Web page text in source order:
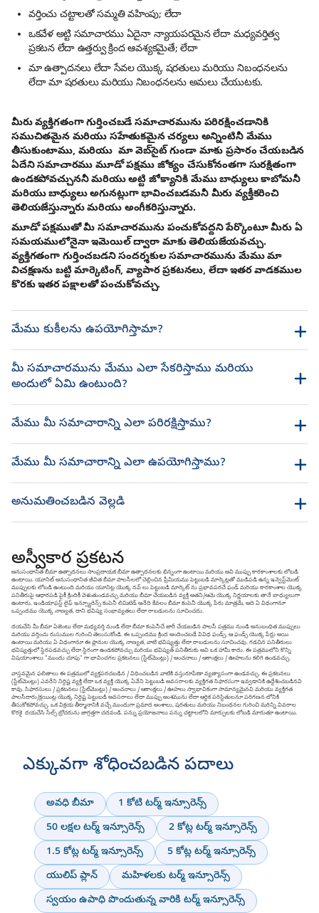
వర్తించు చట్టాలతో సమ్మతి వహింపు; లేదా
ఒకవేళ అట్టి సమాచారము ఏదైనా న్యాయపరమైన లేదా మధ్యవర్తిత్వ
ప్రకటన లేదా ఉత్తర్వు క్రింద ఆవశ్యకమైతే; లేదా
మా ఉత్పాదనలు లేదా సేవల యొక్క షరతులు మరియు నిబంధనలను
లేదా మా షరతులు మరియు నిబంధనలను అమలు చేయుటకు.
మీరు వ్యక్తిగతంగా గుర్తించబడే సమాచారమును పరిరక్షించడానికి
సముచితమైన మరియు సహేతుకమైన చర్యలు అన్నింటినీ మేము
తీసుకుంటాము, మరియు మా వెబ్‌సైట్ గుండా మాకు ప్రసారం చేయబడిన
ఏదేని సమాచారము మూడో పక్షము జోక్యం చేసుకోనంతగా సురక్షితంగా
ఉండకపోవచ్చుననీ మరియు అట్టి జోక్యానికి మేము బాధ్యులు కాబోమనీ
మరియు బాధ్యులు అగునట్లుగా భావించబడమనీ మీరు వ్యక్తీకరించి
తెలియజేస్తున్నారు మరియు అంగీకరిస్తున్నారు.
మూడో పక్షముతో మీ సమాచారమును పంచుకోవద్దని పేర్కొంటూ మీరు ఏ
సమయములోనైనా ఇమెయిల్ ద్వారా మాకు తెలియజేయవచ్చు.
వ్యక్తిగతంగా గుర్తించబడని సందర్శకుల సమాచారమును మేము మా
విచక్షణను బట్టి మార్కెటింగ్, వ్యాపార ప్రకటనలు, లేదా ఇతర వాడకముల
కొరకు ఇతర పక్షాలతో పంచుకోవచ్చు.
మేము కుకీలను ఉపయోగిస్తామా?
మీ సమాచారమును మేము ఎలా సేకరిస్తాము మరియు
అందులో ఏమి ఉంటుంది?
మేము మీ సమాచారాన్ని ఎలా పరిరక్షిస్తాము?
మేము మీ సమాచారాన్ని ఎలా ఉపయోగిస్తాము?
అనుమతించబడిన వెల్లడి
అస్వీకార ప్రకటన
అనుసంధానిత బీమా ఉత్పాదనలు సాంప్రదాయక బీమా ఉత్పాదనలకు భిన్నంగా ఉంటాయి మరియు అవి ముప్పు కారకాంశాలకు లోబడి
ఉంటాయి. యూనిట్ అనుసంధానిత జీవిత బీమా పాలసీలలో చెల్లించిన ప్రీమియము పెట్టుబడి మార్కెట్లతో ముడిపడి ఉన్న ఇన్వెస్ట్‌మెంట్
ముప్పులకు లోబడి ఉంటుంది మరియు యూనిట్ల యొక్క నవ్ లు పెట్టుబడి మార్కెట్ ను ప్రభావపరచే ఫండ్ మరియు కారకాంశాల యొక్క
పనితీరుపై ఆధారపడి పైకీ క్రిందికీ వెళుతుండవచ్చు మరియు బీమా చేయబడిన వ్యక్తి అతని/ఆమె యొక్క నిర్ణయాలకు తానే బాధ్యులుగా
ఉంటారు. ఇండియాఫస్ట్ లైఫ్ ఇన్స్యూరెన్స్ కంపెనీ లిమిటెడ్ అనేది కేవలం బీమా కంపెనీ యొక్క పేరు మాత్రమే, అది ఏ విధంగానూ
ఒప్పందము యొక్క నాణ్యత, దాని భవిష్య సంభావ్యతలు లేదా రాబడులను సూచించదు.
దయచేసి మీ బీమా ఏజెంటు లేదా మధ్యవర్తి నుండి లేదా బీమా కంపెనీచే జారీ చేయబడిన పాలసీ పత్రము నుండి అనుబంధిత ముప్పులు
మరియు వర్తించు రుసుముల గురించి తెలుసుకోండి. ఈ ఒప్పందము క్రింద అందించబడే వివిధ ఫండ్స్, ఆ ఫండ్స్ యొక్క పేర్లు అయి
ఉంటాయి మరియు ఏ విధంగానూ ఈ ప్లానుల యొక్క నాణ్యత, వాటి భవిష్యత్తు లేదా రాబడులను సూచించవు. గడచిన పనితీరులు
భవిష్యత్తులో స్థిరపడవచ్చు లేదా స్థిరంగా ఉండకపోవచ్చు మరియు భవిష్యత్ పనితీరుకు అవి ఒక హామీ కాదు. ఈ పత్రములోని కొన్ని
విషయాంశాలు "ముందు చూపు” గా భావించగల ప్రకటనలు (స్టేట్‌మెంట్లు) / అంచనాలు / ఆకాంక్షలు / ఊహలను కలిగి ఉండవచ్చు.
వాస్తవమైన ఫలితాలు ఈ పత్రములో వ్యక్తపరచబడిన / విధించబడిన వాటికి వస్తురూపేణా వ్యత్యాసంగా ఉండవచ్చు. ఈ ప్రకటనలు
(స్టేట్‌మెంట్లు) ఎవరేని నిర్దిష్ట వ్యక్తి లేదా ఒక వ్యక్తి యొక్క ఏవేని పెట్టుబడి అవసరాలకు వ్యక్తిగత సిఫారసుగా ఇవ్వడానికి ఉద్దేశించబడినవి
కావు. సిఫారసులు / ప్రకటనలు (స్టేట్‌మెంట్లు) / అంచనాలు / ఆకాంక్షలు / ఊహలు స్వాభావికంగా సామాన్యమైనవి మరియు వ్యక్తిగత
పాలసీదారు/క్లయింట్ల యొక్క నిర్దిష్ట పెట్టుబడి అవసరాలు లేదా ముప్పు అంశమును లేదా ఆర్థిక పరిస్థితులనూ పరిగణన లోనికి
తీసుకోకపోవచ్చు. ఒక విక్రయ తీర్మానానికి వచ్చే ముందుగా ప్రమాద అంశాలు, షరతులు మరియు నిబంధనల గురించి మరిన్ని వివరాల
కొరకై దయచేసి సేల్స్ బ్రోచరును జాగ్రత్తగా చదవండి. పన్ను ప్రయోజనాలు పన్ను చట్టాలలోని మార్పులకు లోబడి మారుతూ ఉంటాయి.
ఎక్కువగా శోధించబడిన పదాలు
అవధి బీమా
1 కోటి టర్మ్ ఇన్సూరెన్స్
50 లక్షల టర్మ్ ఇన్సూరెన్స్
2 కోట్ల టర్మ్ ఇన్సూరెన్స్
1.5 కోట్ల టర్మ్ ఇన్సూరెన్స్
5 కోట్ల టర్మ్ ఇన్సూరెన్స్
యులిప్ ప్లాన్
మహిళలకు టర్మ్ ఇన్సూరెన్స్
స్వయం ఉపాధి పొందుతున్న వారికి టర్మ్ ఇన్సూరెన్స్